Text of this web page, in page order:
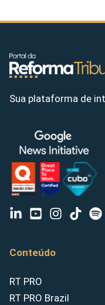
Sua plataforma de
Conteúdo
RT PRO
RT PRO Brazil